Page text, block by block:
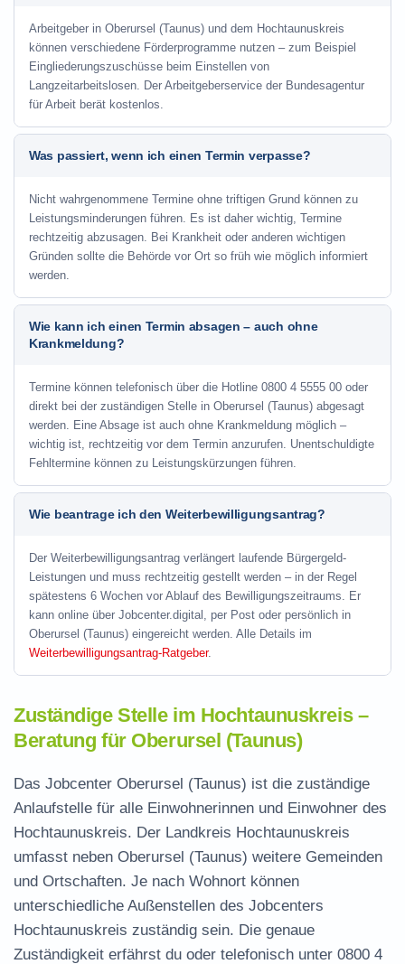
Arbeitgeber in Oberursel (Taunus) und dem Hochtaunuskreis
können verschiedene Förderprogramme nutzen – zum Beispiel
Eingliederungszuschüsse beim Einstellen von
Langzeitarbeitslosen. Der Arbeitgeberservice der Bundesagentur
für Arbeit berät kostenlos.
Was passiert, wenn ich einen Termin verpasse?
Nicht wahrgenommene Termine ohne triftigen Grund können zu
Leistungsminderungen führen. Es ist daher wichtig, Termine
rechtzeitig abzusagen. Bei Krankheit oder anderen wichtigen
Gründen sollte die Behörde vor Ort so früh wie möglich informiert
werden.
Wie kann ich einen Termin absagen – auch ohne
Krankmeldung?
Termine können telefonisch über die Hotline 0800 4 5555 00 oder
direkt bei der zuständigen Stelle in Oberursel (Taunus) abgesagt
werden. Eine Absage ist auch ohne Krankmeldung möglich –
wichtig ist, rechtzeitig vor dem Termin anzurufen. Unentschuldigte
Fehltermine können zu Leistungskürzungen führen.
Wie beantrage ich den Weiterbewilligungsantrag?
Der Weiterbewilligungsantrag verlängert laufende Bürgergeld-
Leistungen und muss rechtzeitig gestellt werden – in der Regel
spätestens 6 Wochen vor Ablauf des Bewilligungszeitraums. Er
kann online über Jobcenter.digital, per Post oder persönlich in
Oberursel (Taunus) eingereicht werden. Alle Details im
Weiterbewilligungsantrag-Ratgeber.
Zuständige Stelle im Hochtaunuskreis –
Beratung für Oberursel (Taunus)
Das Jobcenter Oberursel (Taunus) ist die zuständige
Anlaufstelle für alle Einwohnerinnen und Einwohner des
Hochtaunuskreis. Der Landkreis Hochtaunuskreis
umfasst neben Oberursel (Taunus) weitere Gemeinden
und Ortschaften. Je nach Wohnort können
unterschiedliche Außenstellen des Jobcenters
Hochtaunuskreis zuständig sein. Die genaue
Zuständigkeit erfährst du oder telefonisch unter 0800 4